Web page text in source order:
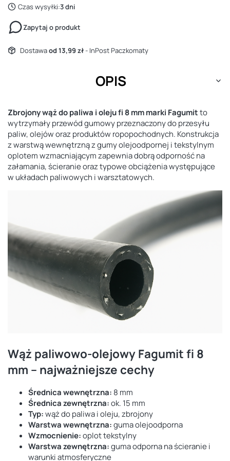
Czas wysyłki:3 dni
Zapytaj o produkt
Dostawaod 13,99 zł- InPost Paczkomaty
OPIS
Zbrojony wąż do paliwa i oleju fi 8 mm marki Fagumitto
wytrzymały przewód gumowy przeznaczony do przesyłu
paliw, olejów oraz produktów ropopochodnych. Konstrukcja
z warstwą wewnętrzną z gumy olejoodpornej i tekstylnym
oplotem wzmacniającym zapewnia dobrą odporność na
załamania, ścieranie oraz typowe obciążenia występujące
w układach paliwowych i warsztatowych.
Wąż paliwowo-olejowy Fagumit fi 8
mm – najważniejsze cechy
Średnica wewnętrzna: 8 mm
Średnica zewnętrzna:ok. 15 mm
Typ:wąż do paliwa i oleju, zbrojony
Warstwa wewnętrzna:guma olejoodporna
Wzmocnienie:oplot tekstylny
Warstwa zewnętrzna:guma odporna na ścieranie i
warunki atmosferyczne